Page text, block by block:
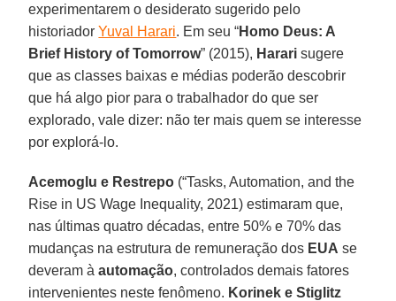
experimentarem o desiderato sugerido pelo
historiadorYuval Harari. Em seu “Homo Deus: A
Brief History of Tomorrow” (2015), Harari sugere
que as classes baixas e médias poderão descobrir
que há algo pior para o trabalhador do que ser
explorado, vale dizer: não ter mais quem se interesse
por explorá-lo.
Acemoglu e Restrepo (“Tasks, Automation, and the
Rise in US Wage Inequality, 2021) estimaram que,
nas últimas quatro décadas, entre 50% e 70% das
mudanças na estrutura de remuneração dos EUA se
deveram àautomação, controlados demais fatores
intervenientes neste fenômeno. Korinek e Stiglitz